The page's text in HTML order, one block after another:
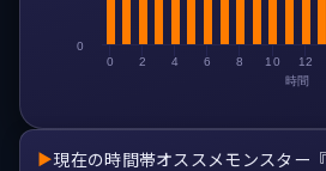
時間
0 2 4 6 8 10 12
0
▶現在の時間帯オススメモンスター